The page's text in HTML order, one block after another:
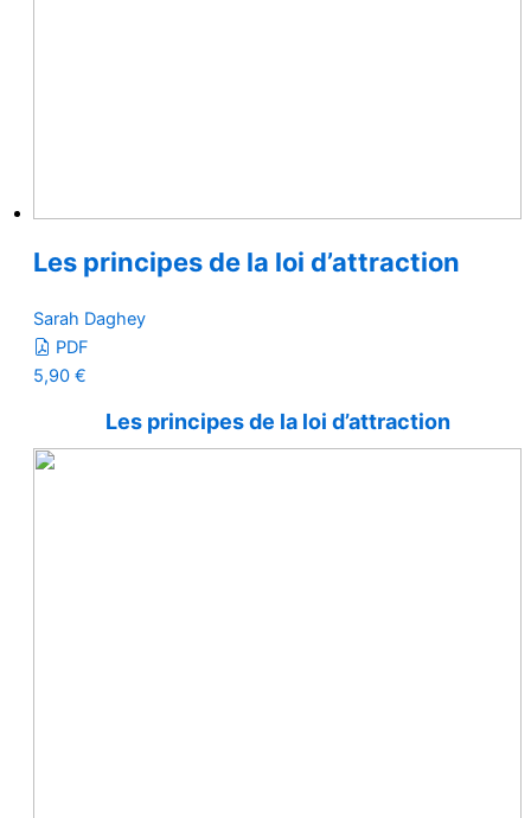
Les principes de la loi d’attraction
Sarah Daghey
PDF
5,90 €
Les principes de la loi d’attraction